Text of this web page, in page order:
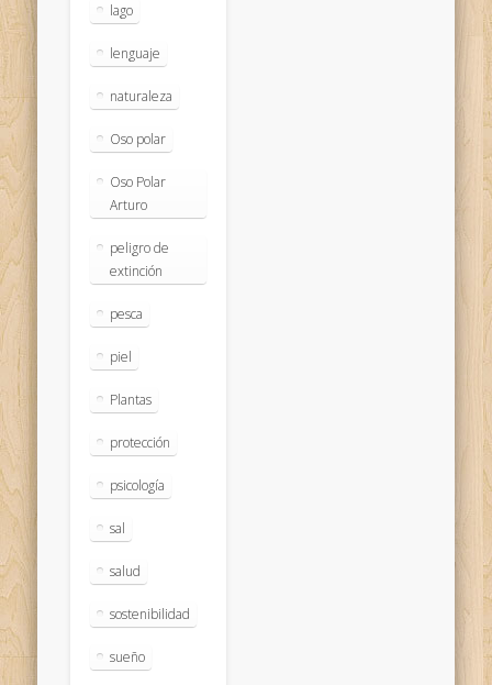
lago
lenguaje
naturaleza
Oso polar
Oso Polar
Arturo
peligro de
extinción
pesca
piel
Plantas
protección
psicología
sal
salud
sostenibilidad
sueño